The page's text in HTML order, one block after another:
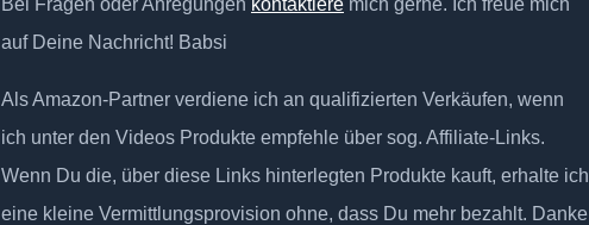
Bei Fragen oder Anregungen kontaktiere mich gerne. Ich freue mich
auf Deine Nachricht! Babsi
Als Amazon-Partner verdiene ich an qualifizierten Verkäufen, wenn
ich unter den Videos Produkte empfehle über sog. Affiliate-Links.
Wenn Du die, über diese Links hinterlegten Produkte kauft, erhalte ich
eine kleine Vermittlungsprovision ohne, dass Du mehr bezahlt. Danke